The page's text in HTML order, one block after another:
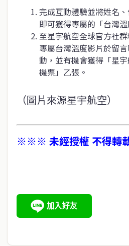
完成互動體驗並將姓名
即可獲得專屬的「台灣溫
至星宇航空全球官方社
專屬台灣溫度影片於留
動，並有機會獲得「星
機票」乙張。
（圖片來源星宇航空）
※※※ 未經授權 不得